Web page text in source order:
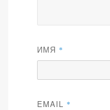
ИМЯ *
EMAIL *